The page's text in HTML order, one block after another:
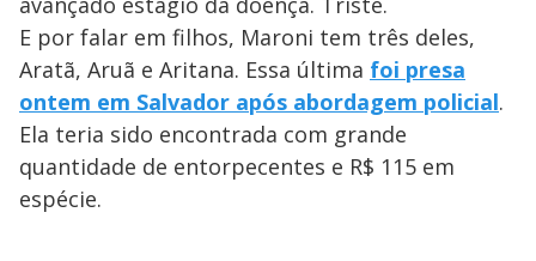
E por falar em filhos, Maroni tem três deles,
Aratã, Aruã e Aritana. Essa última foi presa
ontem em Salvador após abordagem policial.
Ela teria sido encontrada com grande
quantidade de entorpecentes e R$ 115 em
espécie.